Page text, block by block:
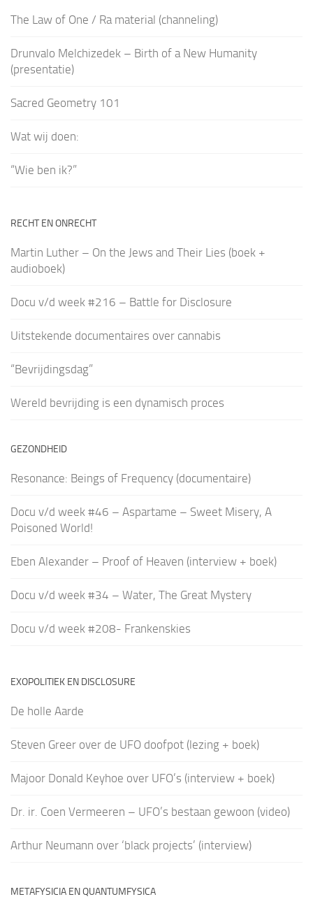
The Law of One / Ra material (channeling)
Drunvalo Melchizedek – Birth of a New Humanity
(presentatie)
Sacred Geometry 101
Wat wij doen:
“Wie ben ik?”
RECHT EN ONRECHT
Martin Luther – On the Jews and Their Lies (boek +
audioboek)
Docu v/d week #216 – Battle for Disclosure
Uitstekende documentaires over cannabis
“Bevrijdingsdag”
Wereld bevrijding is een dynamisch proces
GEZONDHEID
Resonance: Beings of Frequency (documentaire)
Docu v/d week #46 – Aspartame – Sweet Misery, A
Poisoned World!
Eben Alexander – Proof of Heaven (interview + boek)
Docu v/d week #34 – Water, The Great Mystery
Docu v/d week #208- Frankenskies
EXOPOLITIEK EN DISCLOSURE
De holle Aarde
Steven Greer over de UFO doofpot (lezing + boek)
Majoor Donald Keyhoe over UFO’s (interview + boek)
Dr. ir. Coen Vermeeren – UFO’s bestaan gewoon (video)
Arthur Neumann over ‘black projects’ (interview)
METAFYSICIA EN QUANTUMFYSICA